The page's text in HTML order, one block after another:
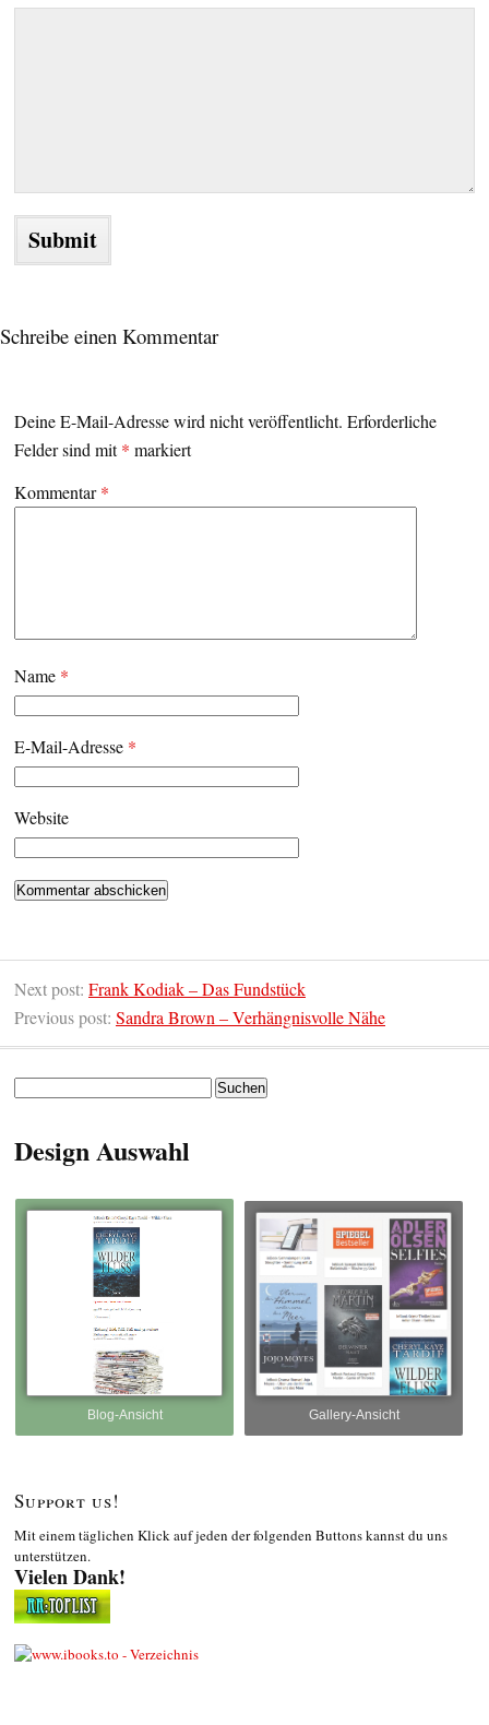
Schreibe einen Kommentar
Deine E-Mail-Adresse wird nicht veröffentlicht. Erforderliche
Felder sind mit* markiert
Kommentar*
Name *
E-Mail-Adresse *
Website
Next post: Frank Kodiak – Das Fundstück
Previous post: Sandra Brown – Verhängnisvolle Nähe
Design Auswahl
Blog-Ansicht Gallery-Ansicht
Support us!
Mit einem täglichen Klick auf jeden der folgenden Buttons kannst du uns
unterstützen.
Vielen Dank!